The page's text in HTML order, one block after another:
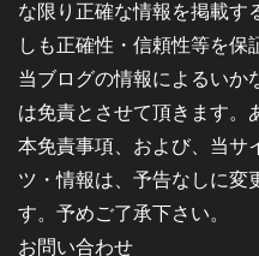
な限り正確な情報を掲載す
しも正確性・信頼性等を保
当ブログの情報によるいか
は免責とさせて頂きます。
本免責事項、および、当サ
ツ・情報は、予告なしに変
す。予めご了承下さい。
お問い合わせ